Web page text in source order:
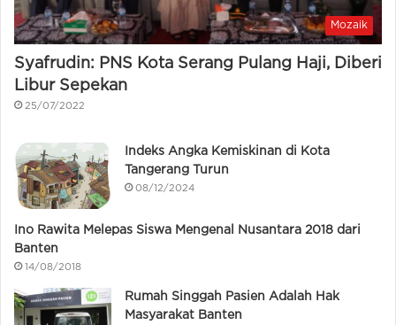
Mozaik
Syafrudin: PNS Kota Serang Pulang Haji, Diberi
Libur Sepekan
25/07/2022
Indeks Angka Kemiskinan di Kota
Tangerang Turun
08/12/2024
Ino Rawita Melepas Siswa Mengenal Nusantara 2018 dari
Banten
14/08/2018
Rumah Singgah Pasien Adalah Hak
Masyarakat Banten